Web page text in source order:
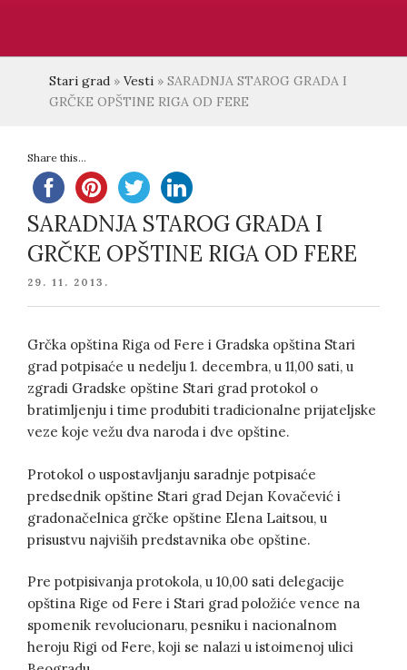
Stari grad » Vesti » SARADNJA STAROG GRADA I
GRČKE OPŠTINE RIGA OD FERE
Share this...
SARADNJA STAROG GRADA I
GRČKE OPŠTINE RIGA OD FERE
POSTED
29. 11. 2013.
Grčka opština Riga od Fere i Gradska opština Stari
grad potpisaće u nedelju 1. decembra, u 11,00 sati, u
zgradi Gradske opštine Stari grad protokol o
bratimljenju i time produbiti tradicionalne prijateljske
veze koje vežu dva naroda i dve opštine.
Protokol o uspostavljanju saradnje potpisaće
predsednik opštine Stari grad Dejan Kovačević i
gradonačelnica grčke opštine Elena Laitsou, u
prisustvu najviših predstavnika obe opštine.
Pre potpisivanja protokola, u 10,00 sati delegacije
opština Rige od Fere i Stari grad položiće vence na
spomenik revolucionaru, pesniku i nacionalnom
heroju Rigi od Fere, koji se nalazi u istoimenoj ulici